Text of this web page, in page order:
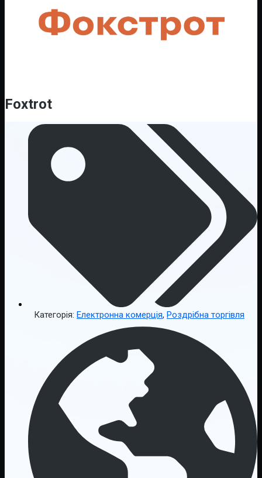
Foxtrot
Категорія: Електронна комерція, Роздрібна торгівля